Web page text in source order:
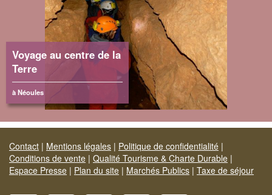
Voyage au centre de la
Terre
à Néoules
Contact | Mentions légales | Politique de confidentialité |
Conditions de vente | Qualité Tourisme & Charte Durable |
Espace Presse | Plan du site | Marchés Publics | Taxe de séjour